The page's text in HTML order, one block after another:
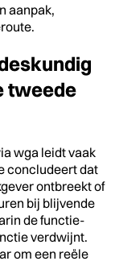
aanpak,
tweede
wga leidt vaak
concludeert dat
ontbreekt of
bij blijvende
de functie-
verdwijnt.
om een reële